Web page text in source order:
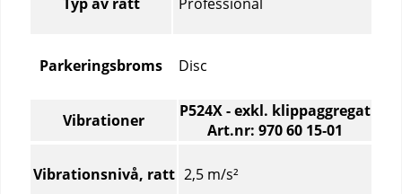
Typ av ratt
Parkeringsbroms Disc
–
Vibrationer
P524X - exkl. klippaggregat
Art.nr: 970 60 15‑01
Vibrationsnivå, ratt 2,5 m/s²